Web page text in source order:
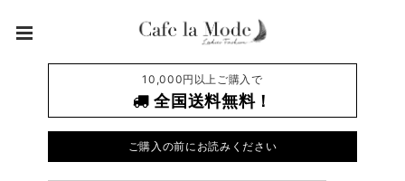
10,000円以上ご購入で
全国送料無料！
ご購入の前にお読みください